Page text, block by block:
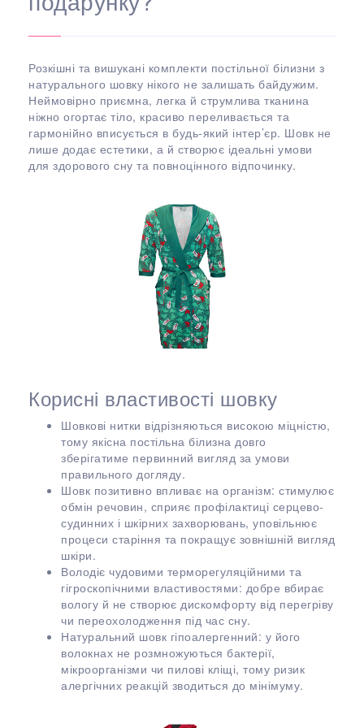
Розкішні та вишукані комплекти постільної білизни з
натурального шовку нікого не залишать байдужим.
Неймовірно приємна, легка й струмлива тканина
ніжно огортає тіло, красиво переливається та
гармонійно вписується в будь-який інтер’єр. Шовк не
лише додає естетики, а й створює ідеальні умови
для здорового сну та повноцінного відпочинку.
Корисні властивості шовку
Шовкові нитки відрізняються високою міцністю,
тому якісна постільна білизна довго
зберігатиме первинний вигляд за умови
правильного догляду.
Шовк позитивно впливає на організм: стимулює
обмін речовин, сприяє профілактиці серцево-
судинних і шкірних захворювань, уповільнює
процеси старіння та покращує зовнішній вигляд
шкіри.
Володіє чудовими терморегуляційними та
гігроскопічними властивостями: добре вбирає
вологу й не створює дискомфорту від перегріву
чи переохолодження під час сну.
Натуральний шовк гіпоалергенний: у його
волокнах не розмножуються бактерії,
мікроорганізми чи пилові кліщі, тому ризик
алергічних реакцій зводиться до мінімуму.